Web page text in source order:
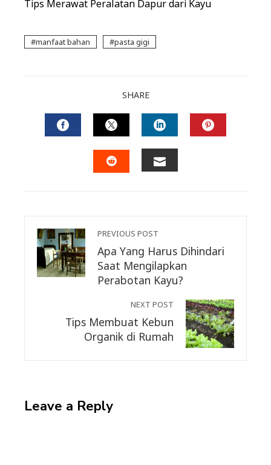
Tips Merawat Peralatan Dapur dari Kayu
manfaat bahan pasta gigi
SHARE
FACEBOOKTWITTERLINKEDIN
PREVIOUS POST
Apa Yang Harus Dihindari
Saat Mengilapkan
Perabotan Kayu?
NEXT POST
Tips Membuat Kebun
Organik di Rumah
Leave a Reply